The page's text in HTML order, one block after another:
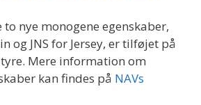
nye monogene egenskaber,
og JNS for Jersey, er tilføjet på
Mere information om
kan findes på NAVs